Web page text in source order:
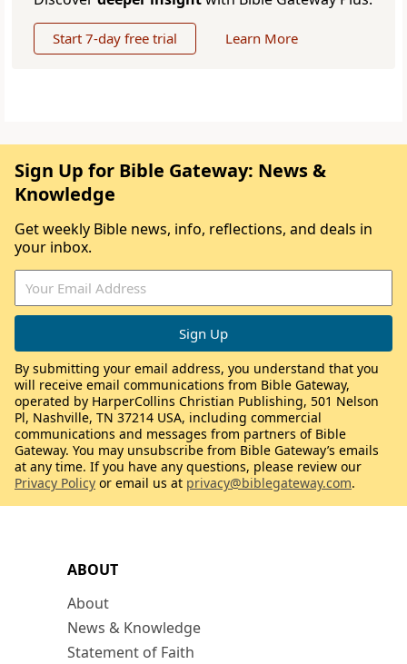
Start 7-day free trial Learn More
ABOUT
About
News & Knowledge
Statement of Faith
Sign Up for Bible Gateway: News &
Knowledge
Get weekly Bible news, info, reflections, and deals in
your inbox.
By submitting your email address, you understand that you
will receive email communications from Bible Gateway,
operated by HarperCollins Christian Publishing, 501 Nelson
Pl, Nashville, TN 37214 USA, including commercial
communications and messages from partners of Bible
Gateway. You may unsubscribe from Bible Gateway’s emails
at any time. If you have any questions, please review our
Privacy Policy or email us at privacy@biblegateway.com.